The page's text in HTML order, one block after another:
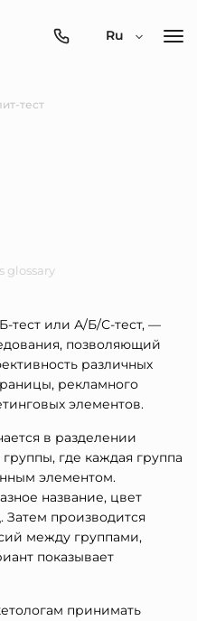
0800-
Ru
тест
glossary
тест или А/Б/С-тест, —
позволяющий
различных
рекламного
элементов.
в разделении
где каждая группа
элементом.
название, цвет
Затем производится
между группами,
показывает
принимать